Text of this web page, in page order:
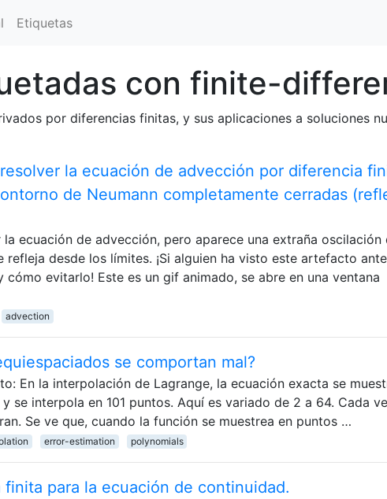
Etiquetas
con finite-
por diferencias finitas, y sus aplicaciones a soluciones
la ecuación de advección por diferencia
de Neumann completamente cerradas
ecuación de advección, pero aparece una extraña oscilación
refleja desde los límites. ¡Si alguien ha visto este artefacto
cómo evitarlo! Este es un gif animado, se abre en una ventana
advection
se comportan mal?
En la interpolación de Lagrange, la ecuación exacta se
se interpola en 101 puntos. Aquí es variado de 2 a 64. Cada
Se ve que, cuando la función se muestrea en puntos …
error-estimation polynomials
para la ecuación de continuidad.